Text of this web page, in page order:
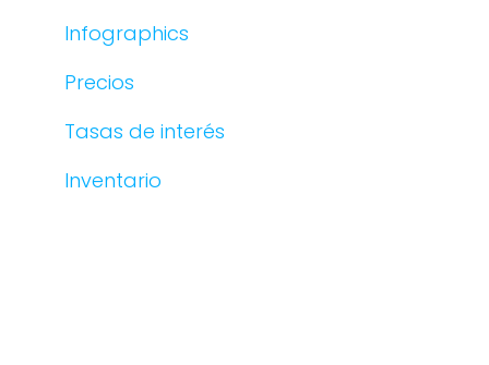
Infographics
Precios
Tasas de interés
Inventario